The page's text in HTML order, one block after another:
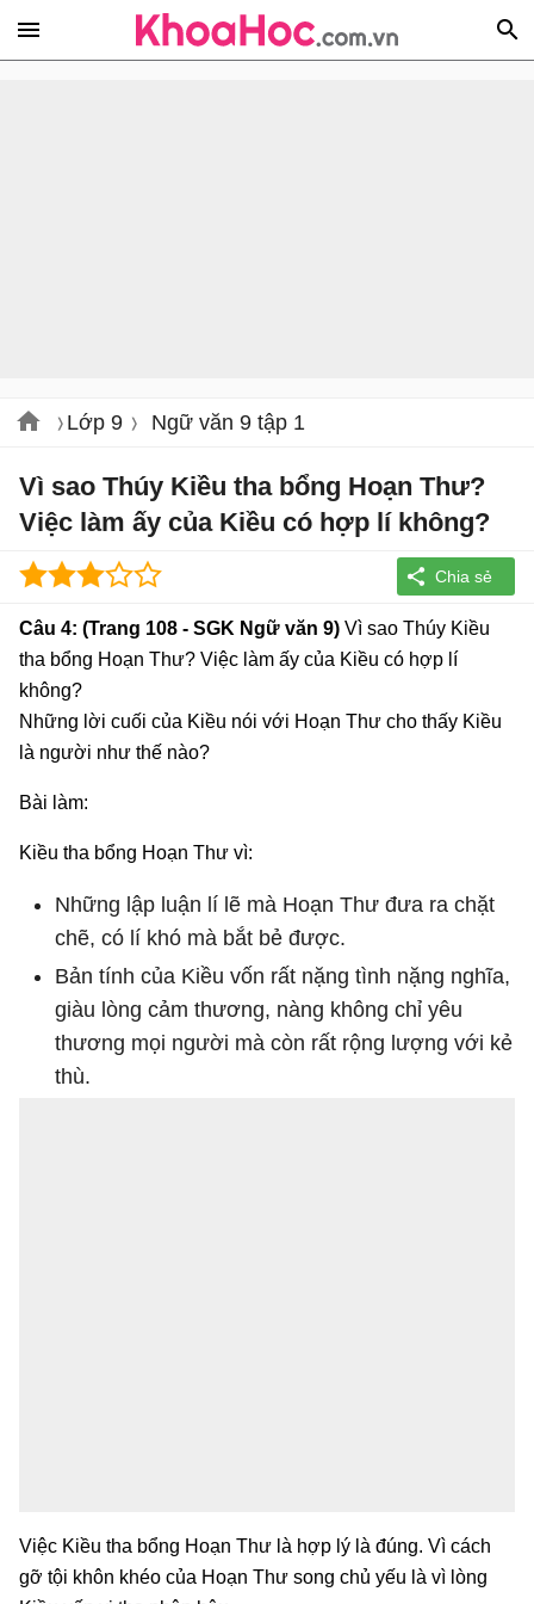
Lớp 9 Ngữ văn 9 tập 1
Vì sao Thúy Kiều tha bổng Hoạn Thư?
Việc làm ấy của Kiều có hợp lí không?
Câu 4: (Trang 108 - SGK Ngữ văn 9) Vì sao Thúy Kiều
tha bổng Hoạn Thư? Việc làm ấy của Kiều có hợp lí
không?
Những lời cuối của Kiều nói với Hoạn Thư cho thấy Kiều
là người như thế nào?
Bài làm:
Kiều tha bổng Hoạn Thư vì:
Những lập luận lí lẽ mà Hoạn Thư đưa ra chặt
chẽ, có lí khó mà bắt bẻ được.
Bản tính của Kiều vốn rất nặng tình nặng nghĩa,
giàu lòng cảm thương, nàng không chỉ yêu
thương mọi người mà còn rất rộng lượng với kẻ
thù.
Việc Kiều tha bổng Hoạn Thư là hợp lý là đúng. Vì cách
gỡ tội khôn khéo của Hoạn Thư song chủ yếu là vì lòng